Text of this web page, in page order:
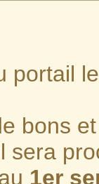
portail
bons
sera
1er